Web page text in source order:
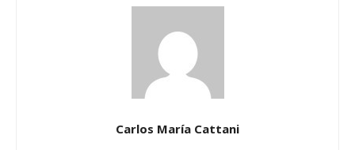
Carlos María Cattani